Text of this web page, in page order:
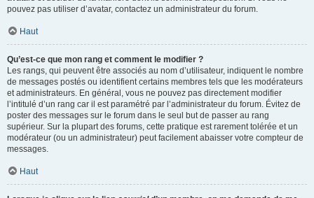
pouvez pas utiliser d’avatar, contactez un administrateur du forum.
Haut
Qu’est-ce que mon rang et comment le modifier ?
Les rangs, qui peuvent être associés au nom d’utilisateur, indiquent le nombre
de messages postés ou identifient certains membres tels que les modérateurs
et administrateurs. En général, vous ne pouvez pas directement modifier
l’intitulé d’un rang car il est paramétré par l’administrateur du forum. Évitez de
poster des messages sur le forum dans le seul but de passer au rang
supérieur. Sur la plupart des forums, cette pratique est rarement tolérée et un
modérateur (ou un administrateur) peut facilement abaisser votre compteur de
messages.
Haut